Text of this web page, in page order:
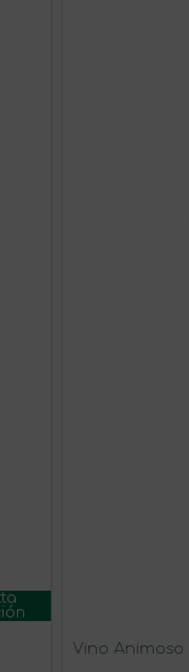
Vino Animoso